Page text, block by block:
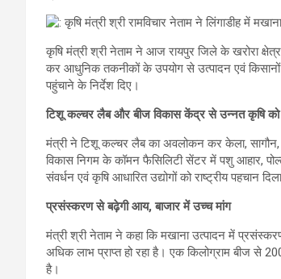
कृषि मंत्री श्री नेताम ने आज रायपुर जिले के खरोरा
कर आधुनिक तकनीकों के उपयोग से उत्पादन एवं किसानों
पहुंचाने के निर्देश दिए।
टिशू कल्चर लैब और बीज विकास केंद्र से उन्नत कृषि को
मंत्री ने टिशू कल्चर लैब का अवलोकन कर केला, सागौन,
विकास निगम के कॉमन फैसिलिटी सेंटर में पशु आहार,
संवर्धन एवं कृषि आधारित उद्योगों को राष्ट्रीय पहचान
प्रसंस्करण से बढ़ेगी आय, बाजार में उच्च मांग
मंत्री श्री नेताम ने कहा कि मखाना उत्पादन में
अधिक लाभ प्राप्त हो रहा है। एक किलोग्राम बीज से
है।